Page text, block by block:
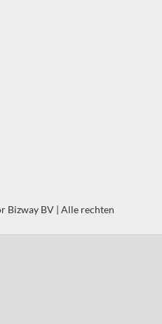
Bizway BV | Alle rechten